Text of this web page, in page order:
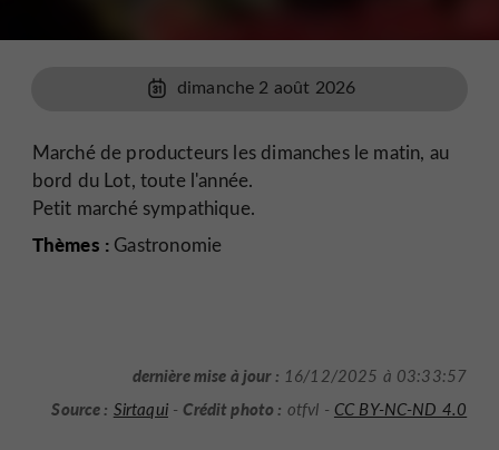
dimanche 2 août 2026
Marché de producteurs les dimanches le matin, au
bord du Lot, toute l'année.
Petit marché sympathique.
Thèmes : Gastronomie
dernière mise à jour : 16/12/2025 à 03:33:57
Source : Sirtaqui-Crédit photo : otfvl - CC BY-NC-ND 4.0